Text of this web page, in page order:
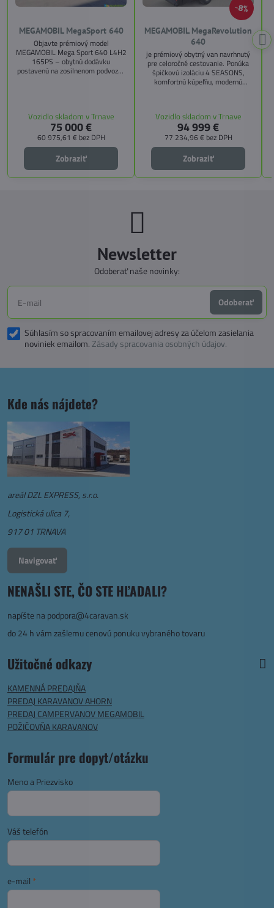
MEGAMOBIL MegaSport 640
Objavte prémiový model
MEGAMOBIL Mega Sport 640 L4H2
165PS – obytnú dodávku
postavenú na zosilnenom podvozku
pozdĺžnemu lôžku a možnosti
doplniť predné prídavné lôžko.
Vozidlo skladom v Trnave
75 000 €
60 975,61 € bez DPH
Zobraziť
8%
MEGAMOBIL MegaRevolution
640
je prémiový obytný van navrhnutý
pre celoročné cestovanie. Ponúka
špičkovú izoláciu 4 SEASONS,
komfortnú kúpeľňu, modernú
CITY, TECHNO, SICHERHEIT a
MEGA WINTER získate maximálnu
bezpečnosť, pohodlie a
technologické inovácie. Ideálna
voľba pre tých, ktorí hľadajú luxus,
funkčnosť a slobodu na cestách.
Vozidlo skladom v Trnave
94 999 €
77 234,96 € bez DPH
Zobraziť
Newsletter
Odoberať naše novinky:
Odoberať
Súhlasím so spracovaním emailovej adresy za účelom zasielania
noviniek emailom.Zásady spracovania osobných údajov.
Kde nás nájdete?
areál DZL EXPRESS, s.r.o.
Logistická ulica 7,
917 01 TRNAVA
Navigovať
NENAŠLI STE, ČO STE HĽADALI?
napíšte napodpora@4caravan.sk
do 24 h vám zašlemu cenovú ponuku vybraného tovaru
Užitočné odkazy
KAMENNÁ PREDAJŇA
PREDAJ KARAVANOV AHORN
PREDAJ CAMPERVANOV MEGAMOBIL
POŽIČOVŇA KARAVANOV
Formulár pre dopyt/otázku
Meno a Priezvisko
Váš telefón
e-mail *